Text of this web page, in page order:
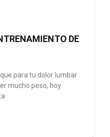
DE
para tu dolor lumbar
mucho peso, hoy